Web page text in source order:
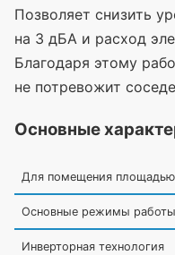
Позволяет снизить
на 3 дБА и расход
Благодаря этому
не потревожит
Основные
Для помещения
Основные режимы работы
Инверторная технология